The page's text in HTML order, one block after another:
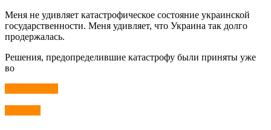
Меня не удивляет катастрофическое состояние украинской
государственности. Меня удивляет, что Украина так долго
продержалась.
Решения, предопределившие катастрофу были приняты уже
во